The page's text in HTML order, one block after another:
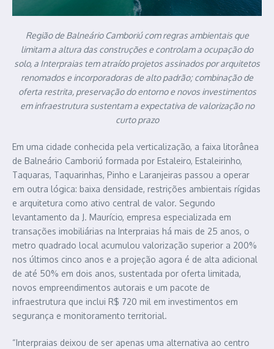
Região de Balneário Camboriú com regras ambientais que
limitam a altura das construções e controlam a ocupação do
solo, a Interpraias tem atraído projetos assinados por arquitetos
renomados e incorporadoras de alto padrão; combinação de
oferta restrita, preservação do entorno e novos investimentos
em infraestrutura sustentam a expectativa de valorização no
curto prazo
Em uma cidade conhecida pela verticalização, a faixa litorânea
de Balneário Camboriú formada por Estaleiro, Estaleirinho,
Taquaras, Taquarinhas, Pinho e Laranjeiras passou a operar
em outra lógica: baixa densidade, restrições ambientais rígidas
e arquitetura como ativo central de valor. Segundo
levantamento da J. Maurício, empresa especializada em
transações imobiliárias na Interpraias há mais de 25 anos, o
metro quadrado local acumulou valorização superior a 200%
nos últimos cinco anos e a projeção agora é de alta adicional
de até 50% em dois anos, sustentada por oferta limitada,
novos empreendimentos autorais e um pacote de
infraestrutura que inclui R$ 720 mil em investimentos em
segurança e monitoramento territorial.
“Interpraias deixou de ser apenas uma alternativa ao centro